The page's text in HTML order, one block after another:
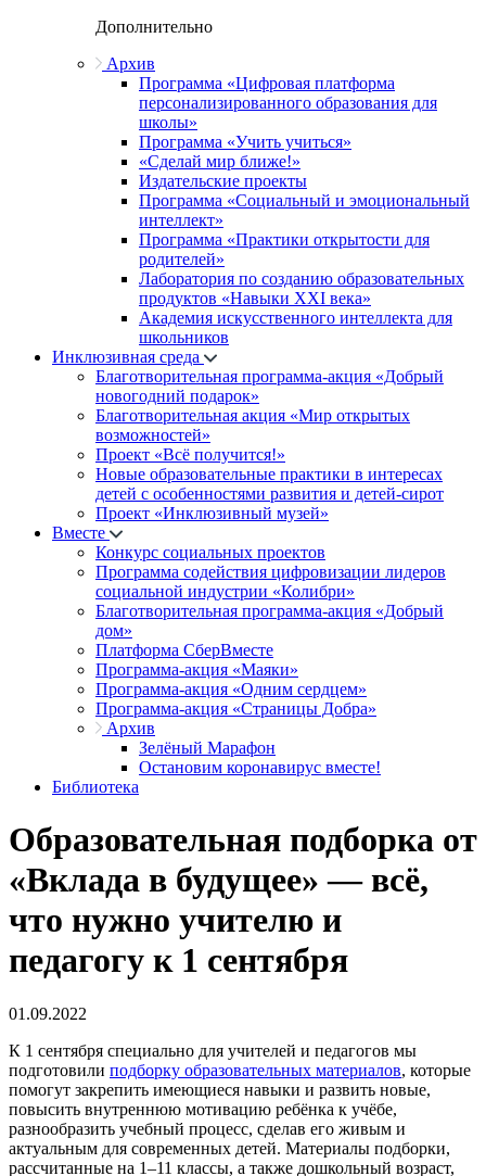
Дополнительно
Архив
Программа «Цифровая платформа
персонализированного образования для
школы»
Программа «Учить учиться»
«Сделай мир ближе!»
Издательские проекты
Программа «Социальный и эмоциональный
интеллект»
Программа «Практики открытости для
родителей»
Лаборатория по созданию образовательных
продуктов «Навыки XXI века»
Академия искусственного интеллекта для
школьников
Инклюзивная среда
Благотворительная программа-акция «Добрый
новогодний подарок»
Благотворительная акция «Мир открытых
возможностей»
Проект «Всё получится!»
Новые образовательные практики в интересах
детей с особенностями развития и детей-сирот
Проект «Инклюзивный музей»
Вместе
Конкурс социальных проектов
Программа содействия цифровизации лидеров
социальной индустрии «Колибри»
Благотворительная программа-акция «Добрый
дом»
Платформа СберВместе
Программа-акция «Маяки»
Программа-акция «Одним сердцем»
Программа-акция «Страницы Добра»
Архив
Зелёный Марафон
Остановим коронавирус вместе!
Библиотека
Образовательная подборка от
«Вклада в будущее» — всё,
что нужно учителю и
педагогу к 1 сентября
01.09.2022
К 1 сентября специально для учителей и педагогов мы
подготовили подборку образовательных материалов, которые
помогут закрепить имеющиеся навыки и развить новые,
повысить внутреннюю мотивацию ребёнка к учёбе,
разнообразить учебный процесс, сделав его живым и
актуальным для современных детей. Материалы подборки,
рассчитанные на 1–11 классы, а также дошкольный возраст,